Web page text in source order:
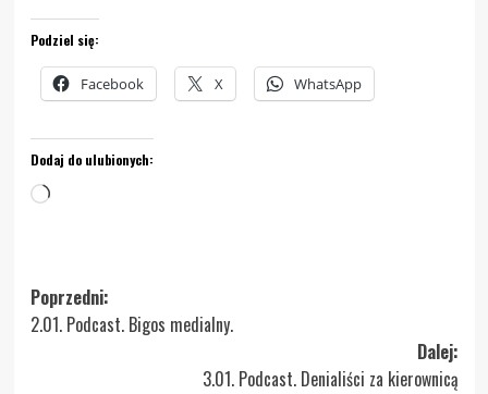
Podziel się:
Facebook X WhatsApp
Dodaj do ulubionych:
Wczytywanie…
Zobacz
wpisy
Poprzedni:
2.01. Podcast. Bigos medialny.
Dalej:
3.01. Podcast. Denialiści za kierownicą